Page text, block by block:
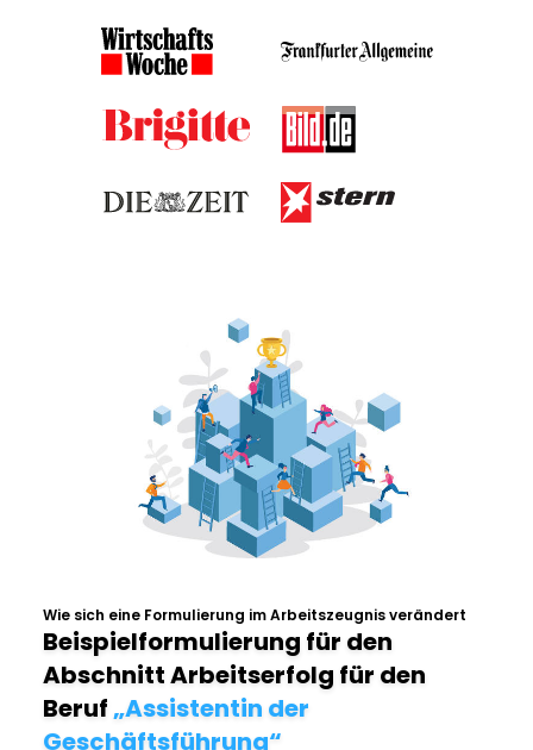
Wie sich eine Formulierung im Arbeitszeugnis verändert
Beispielformulierung für den
Abschnitt Arbeitserfolg für den
Beruf„Assistentin der
Geschäftsführung“